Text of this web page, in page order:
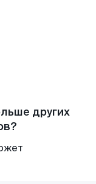
других